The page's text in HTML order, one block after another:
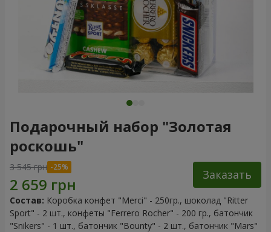
Подарочный набор "Золотая
роскошь"
3 545 грн
Заказать
Состав: Коробка конфет "Merci" - 250гр., шоколад "Ritter
Sport" - 2 шт., конфеты "Ferrero Rocher" - 200 гр., батончик
"Snikers" - 1 шт., батончик "Bоunty" - 2 шт., батончик "Mars"